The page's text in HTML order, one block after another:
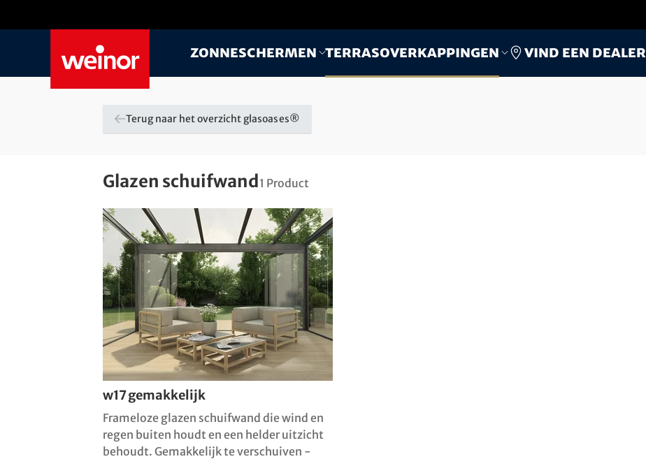
Zonneschermen Terrasoverkappingen Vind een dealer
Terug naar het overzicht glasoases®
Glazen schuifwand1 Product
w17 gemakkelijk
Frameloze glazen schuifwand die wind en
regen buiten houdt en een helder uitzicht
behoudt. Gemakkelijk te verschuiven -